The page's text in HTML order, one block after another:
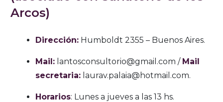
Arcos)
Dirección: Humboldt 2355 – Buenos Aires.
Mail: lantosconsultorio@gmail.com / Mail
secretaria: laurav.palaia@hotmail.com.
Horarios: Lunes a jueves a las 13 hs.